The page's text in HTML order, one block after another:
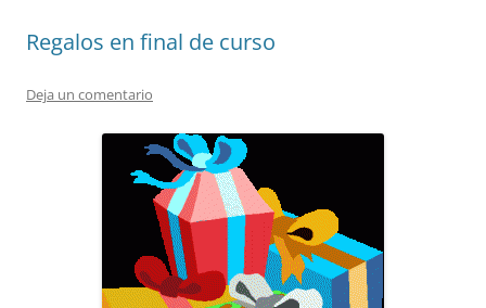
Regalos en final de curso
Deja un comentario